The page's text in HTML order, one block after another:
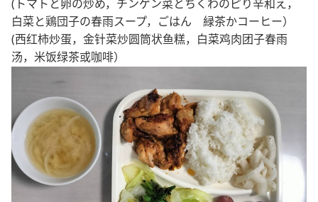
(トマトと卵の炒め，チンゲン菜とちくわのピり辛和え，
白菜と鶏団子の春雨スープ，ごはん 緑茶かコーヒー）
(西红柿炒蛋，金针菜炒圆筒状鱼糕，白菜鸡肉团子春雨
汤，米饭绿茶或咖啡）